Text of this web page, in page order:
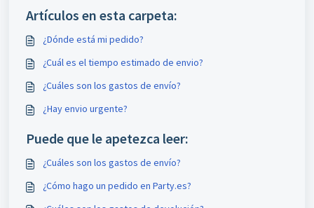
Artículos en esta carpeta:
¿Dónde está mi pedido?
¿Cuál es el tiempo estimado de envio?
¿Cuáles son los gastos de envío?
¿Hay envio urgente?
Puede que le apetezca leer:
¿Cuáles son los gastos de envío?
¿Cómo hago un pedido en Party.es?